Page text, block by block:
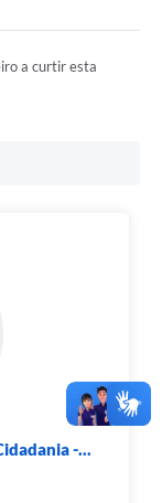
a curtir esta
-...